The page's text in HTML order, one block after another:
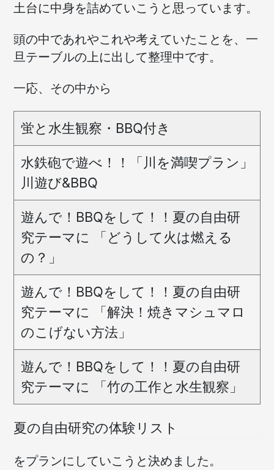
土台に中身を詰めていこうと思っています。
頭の中であれやこれや考えていたことを、一
旦テーブルの上に出して整理中です。
一応、その中から
蛍と水生観察・BBQ付き
水鉄砲で遊べ！！「川を満喫プラン」
川遊び&BBQ
遊んで！BBQをして！！夏の自由研
究テーマに 「どうして火は燃える
の？」
遊んで！BBQをして！！夏の自由研
究テーマに 「解決！焼きマシュマロ
のこげない方法」
遊んで！BBQをして！！夏の自由研
究テーマに 「竹の工作と水生観察」
夏の自由研究の体験リスト
をプランにしていこうと決めました。